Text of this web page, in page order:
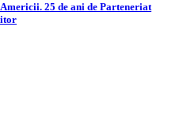
25 de ani de Parteneriat